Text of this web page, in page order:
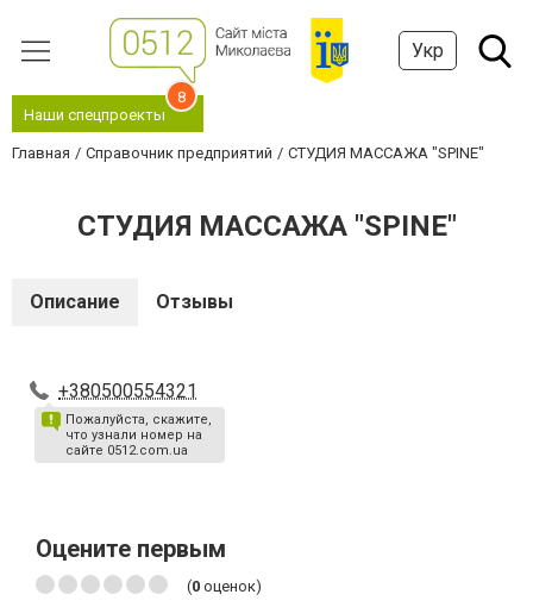
Укр
Наши спецпроекты
8
Главная Справочник предприятий СТУДИЯ МАССАЖА "SPINE"
СТУДИЯ МАССАЖА "SPINE"
Описание Отзывы
+380500554321
Пожалуйста, скажите,
что узнали номер на
сайте 0512.com.ua
Оцените первым
(0 оценок)